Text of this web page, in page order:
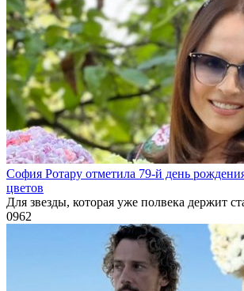
София Ротару отметила 79-й день
цветов
Для звезды, которая уже полвека держит
0962